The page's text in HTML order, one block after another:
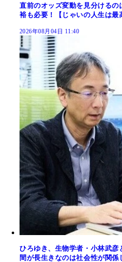
直前のオッズ変動を見分ける
裕も必要！【じゃいの人生は最
2026年08月04日 11:40
ひろゆき、生物学者・小林武
間が長生きなのは社会性が関係